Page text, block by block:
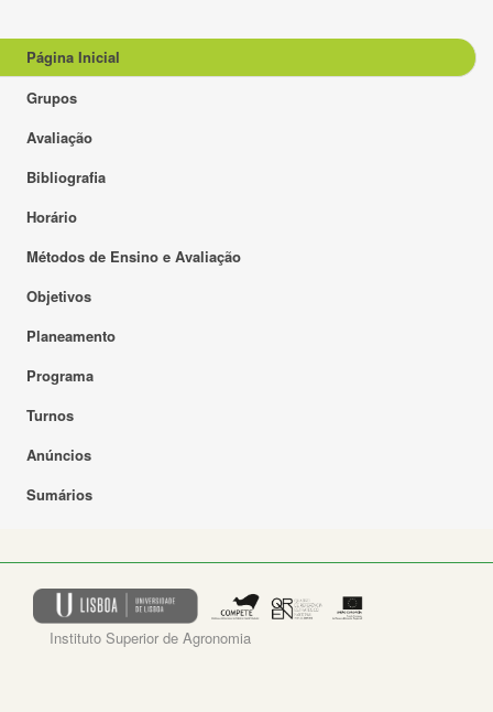
Página Inicial
Grupos
Avaliação
Bibliografia
Horário
Métodos de Ensino e Avaliação
Objetivos
Planeamento
Programa
Turnos
Anúncios
Sumários
Instituto Superior de Agronomia